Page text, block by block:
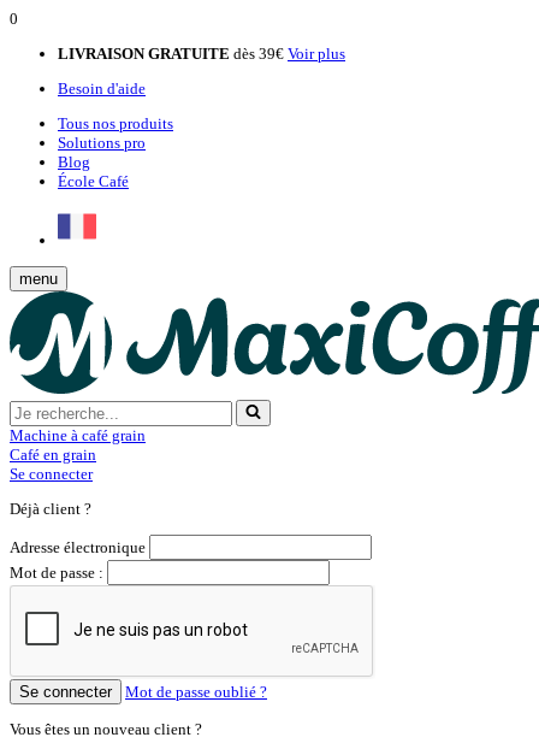
0
LIVRAISON GRATUITE dès 39€ Voir plus
Besoin d'aide
Tous nos produits
Solutions pro
Blog
École Café
menu
Machine à café grain
Café en grain
Se connecter
Déjà client ?
Adresse électronique
Mot de passe :
Se connecter Mot de passe oublié ?
Vous êtes un nouveau client ?